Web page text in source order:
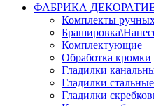
ФАБРИКА
Комплекты
Комплектующие
Обработка кромки
Гладилки
Гладилки
Гладилки